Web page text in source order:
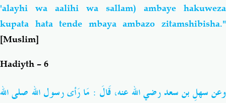
'alayhi wa aalihi wa sallam) ambaye hakuweza
kupata hata tende mbaya ambazo zitamshibisha."
[Muslim]
Hadiyth – 6
وعن سهلِ بن سعدرضي الله عنه، قَالَ : مَا رَأى رسول الله صلى الله